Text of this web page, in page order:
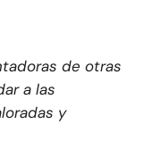
de otras
a las
y